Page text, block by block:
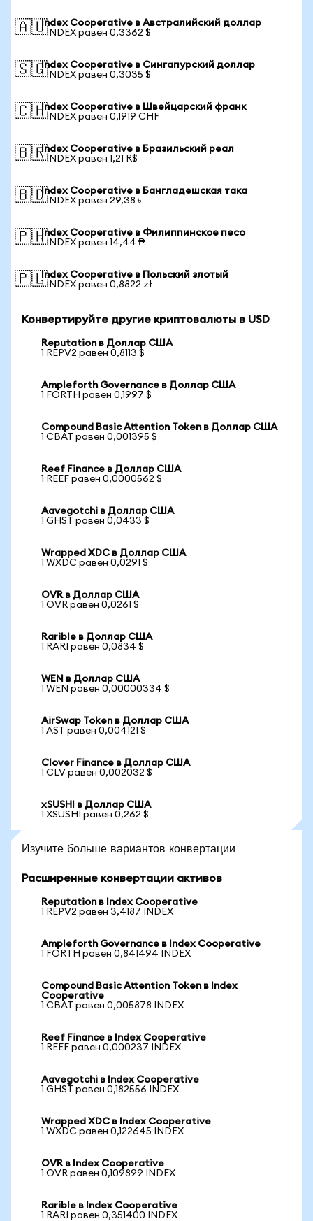
🇦🇺Index Cooperative в Австралийский доллар
1 INDEX равен 0,3362 $
🇸🇬Index Cooperative в Сингапурский доллар
1 INDEX равен 0,3035 $
🇨🇭Index Cooperative в Швейцарский франк
1 INDEX равен 0,1919 CHF
🇧🇷Index Cooperative в Бразильский реал
1 INDEX равен 1,21 R$
🇧🇩Index Cooperative в Бангладешская така
1 INDEX равен 29,38 ৳
🇵🇭Index Cooperative в Филиппинское песо
1 INDEX равен 14,44 ₱
🇵🇱Index Cooperative в Польский злотый
1 INDEX равен 0,8822 zł
Конвертируйте другие криптовалюты в USD
Reputation в Доллар США
1 REPV2 равен 0,8113 $
Ampleforth Governance в Доллар США
1 FORTH равен 0,1997 $
Compound Basic Attention Token в Доллар США
1 CBAT равен 0,001395 $
Reef Finance в Доллар США
1 REEF равен 0,0000562 $
Aavegotchi в Доллар США
1 GHST равен 0,0433 $
Wrapped XDC в Доллар США
1 WXDC равен 0,0291 $
OVR в Доллар США
1 OVR равен 0,0261 $
Rarible в Доллар США
1 RARI равен 0,0834 $
WEN в Доллар США
1 WEN равен 0,00000334 $
AirSwap Token в Доллар США
1 AST равен 0,004121 $
Clover Finance в Доллар США
1 CLV равен 0,002032 $
xSUSHI в Доллар США
1 XSUSHI равен 0,262 $
Изучите больше вариантов конвертации
Расширенные конвертации активов
Reputation в Index Cooperative
1 REPV2 равен 3,4187 INDEX
Ampleforth Governance в Index Cooperative
1 FORTH равен 0,841494 INDEX
Compound Basic Attention Token в Index
Cooperative
1 CBAT равен 0,005878 INDEX
Reef Finance в Index Cooperative
1 REEF равен 0,000237 INDEX
Aavegotchi в Index Cooperative
1 GHST равен 0,182556 INDEX
Wrapped XDC в Index Cooperative
1 WXDC равен 0,122645 INDEX
OVR в Index Cooperative
1 OVR равен 0,109899 INDEX
Rarible в Index Cooperative
1 RARI равен 0,351400 INDEX